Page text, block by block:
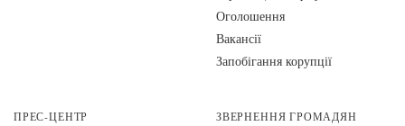
Оголошення
Вакансії
Запобігання корупції
ПРЕС-ЦЕНТР ЗВЕРНЕННЯ ГРОМАДЯН